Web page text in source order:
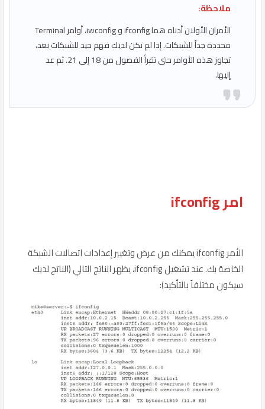
ملاحظة:
الأمران الأولان أدناه هما ifconfig و iwconfig، أوامر Terminal
محددة جداً للشبكات. إذا لم تكن لديك فهم جيد للشبكات بعد،
تجاوز هذه الأوامر حتى تقرأ الفصول من 18 إلى 21. ثم عد
إليها.
امر ifconfig
الأمر ifconfig يمكنك من عرض وتغيير إعدادات اتصالات الشبكة
الخاصة بك. عند تشغيل ifconfig، يظهر الناتج التالي (الناتج لديك
سيكون مختلفاً بالتأكيد):